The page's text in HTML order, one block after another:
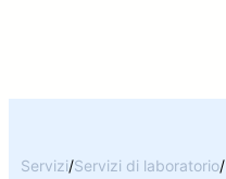
Servizi/Servizi di laboratorio/